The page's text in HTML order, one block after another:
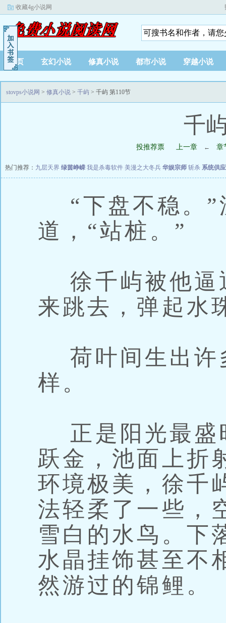
收藏4g小说网
首页 玄幻小说 修真小说 都市小说 穿越小说
stovps小说网 > 修真小说 > 千屿 > 千屿 第110节
千
投推荐票 上一章 ← 章
热门推荐： 九层天界 绿茵峥嵘 我是杀毒软件 美漫之大冬兵 华娱宗师 斩杀 系统供
“下盘不稳。”
道，“站桩。”
徐千屿被他逼
来跳去，弹起水
荷叶间生出许
样。
正是阳光最盛
跃金，池面上折
环境极美，徐千
法轻柔了一些，
雪白的水鸟。下
水晶挂饰甚至不
然游过的锦鲤。